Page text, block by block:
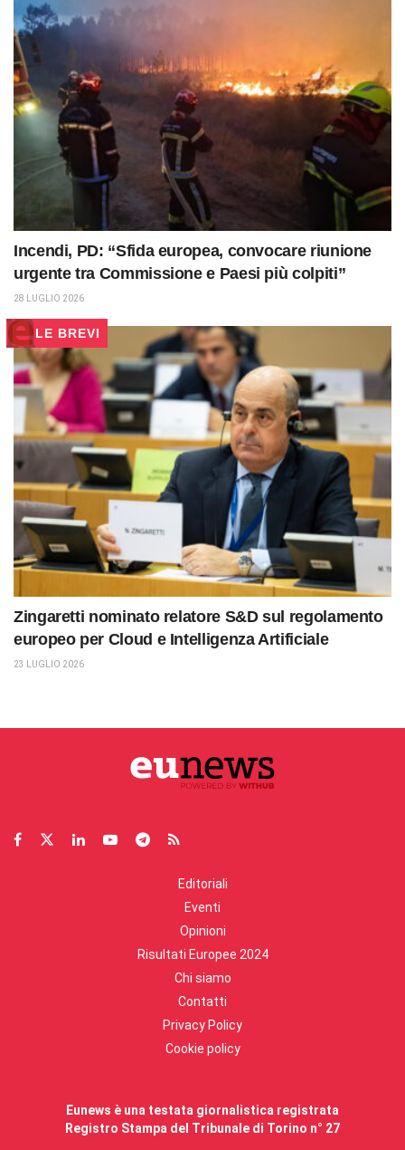
Incendi, PD: “Sfida europea, convocare riunione
urgente tra Commissione e Paesi più colpiti”
28 LUGLIO 2026
LE BREVI
Zingaretti nominato relatore S&D sul regolamento
europeo per Cloud e Intelligenza Artificiale
23 LUGLIO 2026
Editoriali
Eventi
Opinioni
Risultati Europee 2024
Chi siamo
Contatti
Privacy Policy
Cookie policy
Eunews è una testata giornalistica registrata
Registro Stampa del Tribunale di Torino n° 27